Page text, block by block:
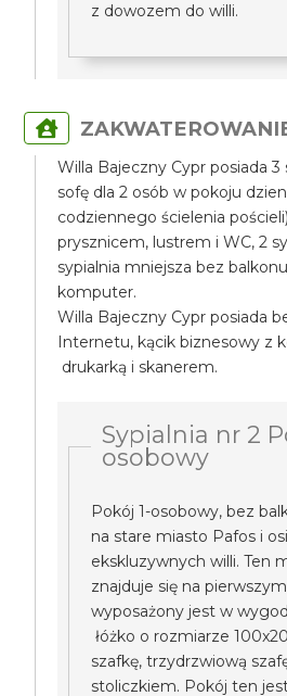
z dowozem do willi.
Willa Bajeczny Cypr posiada
sofę dla 2 osób w pokoju
codziennego ścielenia
prysznicem, lustrem i WC, 2
sypialnia mniejsza bez
komputer.
Willa Bajeczny Cypr posiada
Internetu, kącik biznesowy z
drukarką i skanerem.
Sypialnia nr 2
osobowy
Pokój 1-osobowy, bez
na stare miasto Pafos i
ekskluzywnych willi. Ten
znajduje się na
wyposażony jest w
łóżko o rozmiarze
szafkę, trzydrzwiową
stoliczkiem. Pokój ten